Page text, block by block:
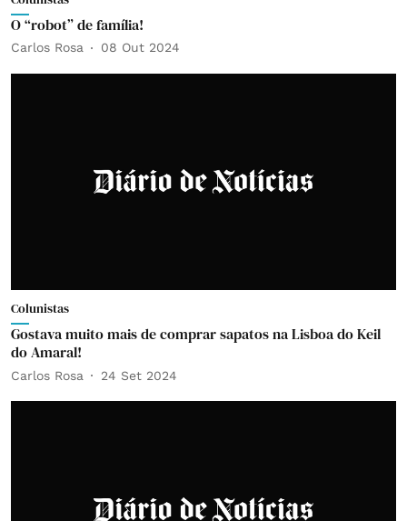
O “robot” de família!
Carlos Rosa 08 Out 2024
Colunistas
Gostava muito mais de comprar sapatos na Lisboa do Keil
do Amaral!
Carlos Rosa 24 Set 2024